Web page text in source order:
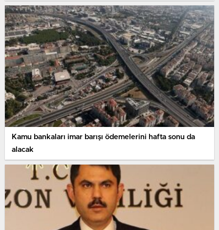
Kamu bankaları imar barışı ödemelerini hafta sonu da
alacak